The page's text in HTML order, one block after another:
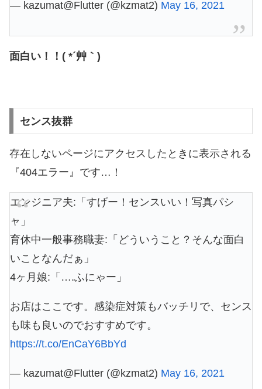
— kazumat@Flutter (@kzmat2) May 16, 2021
面白い！！( *´艸｀)
センス抜群
存在しないページにアクセスしたときに表示される
『404エラー』です…！
エンジニア夫:「すげー！センスいい！写真パシ
ャ」
育休中一般事務職妻:「どういうこと？そんな面白
いことなんだぁ」
4ヶ月娘:「….ふにゃー」
お店はここです。感染症対策もバッチリで、センス
も味も良いのでおすすめです。
https://t.co/EnCaY6BbYd
— kazumat@Flutter (@kzmat2) May 16, 2021